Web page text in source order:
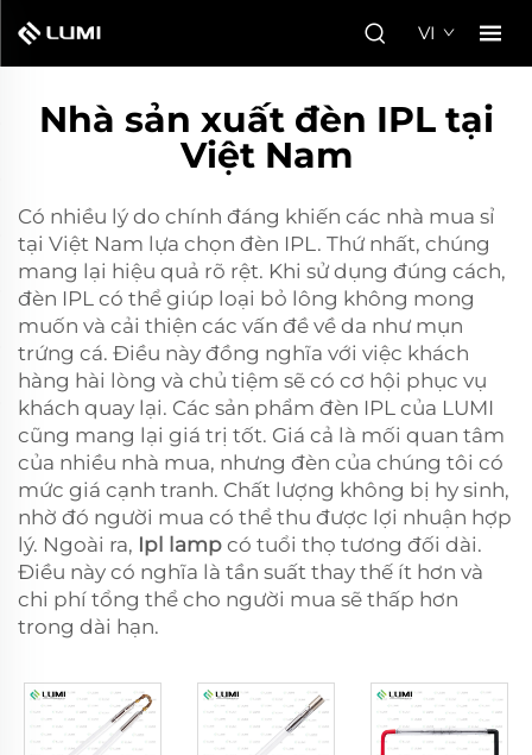
VI
Nhà sản xuất đèn IPL tại
Việt Nam
Có nhiều lý do chính đáng khiến các nhà mua sỉ
tại Việt Nam lựa chọn đèn IPL. Thứ nhất, chúng
mang lại hiệu quả rõ rệt. Khi sử dụng đúng cách,
đèn IPL có thể giúp loại bỏ lông không mong
muốn và cải thiện các vấn đề về da như mụn
trứng cá. Điều này đồng nghĩa với việc khách
hàng hài lòng và chủ tiệm sẽ có cơ hội phục vụ
khách quay lại. Các sản phẩm đèn IPL của LUMI
cũng mang lại giá trị tốt. Giá cả là mối quan tâm
của nhiều nhà mua, nhưng đèn của chúng tôi có
mức giá cạnh tranh. Chất lượng không bị hy sinh,
nhờ đó người mua có thể thu được lợi nhuận hợp
lý. Ngoài ra, Ipl lamp có tuổi thọ tương đối dài.
Điều này có nghĩa là tần suất thay thế ít hơn và
chi phí tổng thể cho người mua sẽ thấp hơn
trong dài hạn.